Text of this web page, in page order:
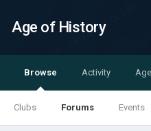
Age of History
Browse
Clubs Forums Events
Activity